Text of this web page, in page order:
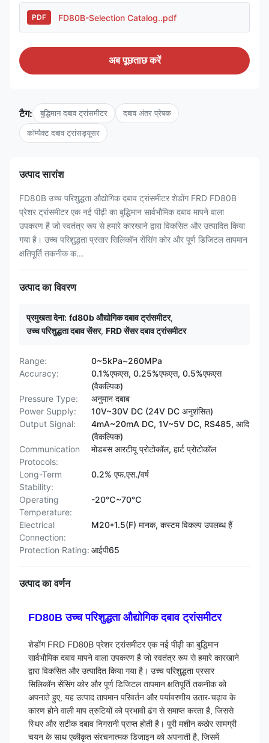
PDF FD80B-Selection Catalog..pdf
अब पूछताछ करें
टैग: बुद्धिमान दबाव ट्रांसमीटर दबाव अंतर प्रेषक
कॉम्पैक्ट दबाव ट्रांसड्यूसर
उत्पाद सारांश
FD80B उच्च परिशुद्धता औद्योगिक दबाव ट्रांसमीटर शेडोंग FRD FD80B
प्रेशर ट्रांसमीटर एक नई पीढ़ी का बुद्धिमान सार्वभौमिक दबाव मापने वाला
उपकरण है जो स्वतंत्र रूप से हमारे कारखाने द्वारा विकसित और उत्पादित किया
गया है। उच्च परिशुद्धता प्रसार सिलिकॉन सेंसिंग कोर और पूर्ण डिजिटल तापमान
क्षतिपूर्ति तकनीक क...
उत्पाद का विवरण
प्रमुखता देना: fd80b औद्योगिक दबाव ट्रांसमीटर,
उच्च परिशुद्धता दबाव सेंसर, FRD सेंसर दबाव ट्रांसमीटर
Range:
0~5kPa~260MPa
Accuracy:
0.1%एफएस, 0.25%एफएस, 0.5%एफएस
(वैकल्पिक)
Pressure Type:
अनुमान दबाब
Power Supply:
10V~30V DC (24V DC अनुशंसित)
Output Signal:
4mA~20mA DC, 1V~5V DC, RS485, आदि
(वैकल्पिक)
Communication
Protocols:
मोडबस आरटीयू प्रोटोकॉल, हार्ट प्रोटोकॉल
Long-Term
Stability:
0.2% एफ.एस./वर्ष
Operating
Temperature:
-20℃~70℃
Electrical
Connection:
M20*1.5(F) मानक, कस्टम विकल्प उपलब्ध हैं
Protection Rating: आईपी65
उत्पाद का वर्णन
FD80B उच्च परिशुद्धता औद्योगिक दबाव ट्रांसमीटर
शेडोंग FRD FD80B प्रेशर ट्रांसमीटर एक नई पीढ़ी का बुद्धिमान
सार्वभौमिक दबाव मापने वाला उपकरण है जो स्वतंत्र रूप से हमारे कारखाने
द्वारा विकसित और उत्पादित किया गया है। उच्च परिशुद्धता प्रसार
सिलिकॉन सेंसिंग कोर और पूर्ण डिजिटल तापमान क्षतिपूर्ति तकनीक को
अपनाते हुए, यह उत्पाद तापमान परिवर्तन और पर्यावरणीय उतार-चढ़ाव के
कारण होने वाली माप त्रुटियों को प्रभावी ढंग से समाप्त करता है, जिससे
स्थिर और सटीक दबाव निगरानी प्राप्त होती है। पूरी मशीन कठोर सामग्री
चयन के साथ एकीकृत संरचनात्मक डिजाइन को अपनाती है, जिसमें